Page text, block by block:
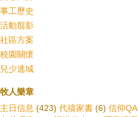
事工歷史
活動翦影
社區方案
校園關懷
兒少逃城
牧人樂章
主日信息 (423) 代禱家書 (6) 信仰QA